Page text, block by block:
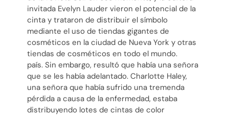
invitada Evelyn Lauder vieron el potencial de la
cinta y trataron de distribuir el símbolo
mediante el uso de tiendas gigantes de
cosméticos en la ciudad de Nueva York y otras
tiendas de cosméticos en todo el mundo.
país. Sin embargo, resultó que había una señora
que se les había adelantado. Charlotte Haley,
una señora que había sufrido una tremenda
pérdida a causa de la enfermedad, estaba
distribuyendo lotes de cintas de color